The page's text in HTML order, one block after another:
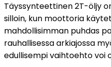
Täyssynteettinen 2T-öljy
silloin, kun moottoria
mahdollisimman puhdas
rauhallisessa arkiajossa
edullisempi vaihtoehto voi